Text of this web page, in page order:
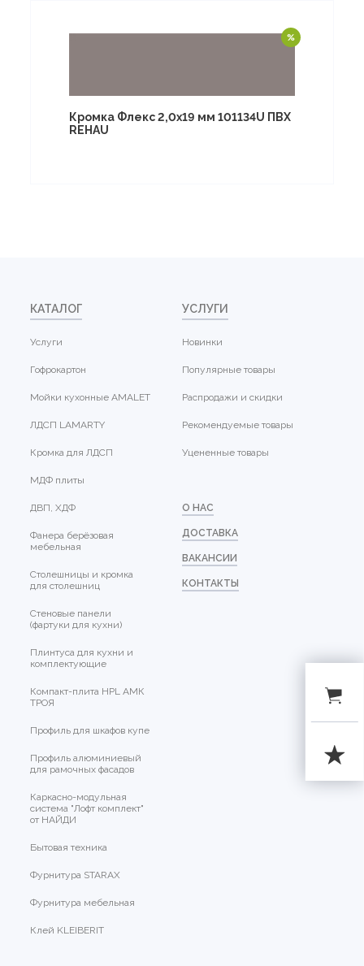
Кромка Флекс 2,0х19 мм 101134U ПВХ
REHAU
КАТАЛОГ
Услуги
Гофрокартон
Мойки кухонные AMALET
ЛДСП LAMARTY
Кромка для ЛДСП
МДФ плиты
ДВП, ХДФ
Фанера берёзовая
мебельная
Столешницы и кромка
для столешниц
Стеновые панели
(фартуки для кухни)
Плинтуса для кухни и
комплектующие
Компакт-плита HPL АМК
ТРОЯ
Профиль для шкафов купе
Профиль алюминиевый
для рамочных фасадов
Каркасно-модульная
система "Лофт комплект"
от НАЙДИ
Бытовая техника
Фурнитура STARAX
Фурнитура мебельная
Клей KLEIBERIT
УСЛУГИ
Новинки
Популярные товары
Распродажи и скидки
Рекомендуемые товары
Уцененные товары
О НАС
ДОСТАВКА
ВАКАНСИИ
КОНТАКТЫ